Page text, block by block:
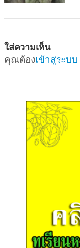
ใส่ความเห็น
คุณต้องเข้าสู่ระบบ